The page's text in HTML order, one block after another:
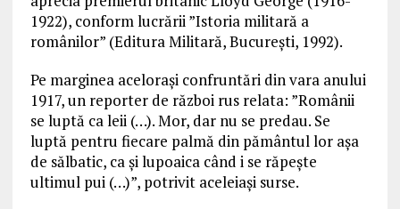
1922), conform lucrării ”Istoria militară a
românilor” (Editura Militară, București, 1992).
Pe marginea acelorași confruntări din vara anului
1917, un reporter de război rus relata: ”Românii
se luptă ca leii (…). Mor, dar nu se predau. Se
luptă pentru fiecare palmă din pământul lor așa
de sălbatic, ca și lupoaica când i se răpește
ultimul pui (…)”, potrivit aceleiași surse.